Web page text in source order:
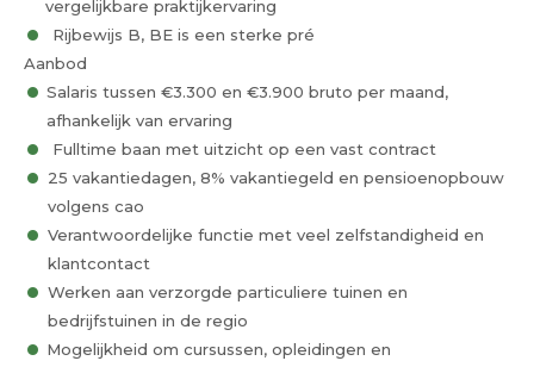
vergelijkbare praktijkervaring
Rijbewijs B, BE is een sterke pré
Aanbod
Salaris tussen €3.300 en €3.900 bruto per maand,
afhankelijk van ervaring
Fulltime baan met uitzicht op een vast contract
25 vakantiedagen, 8% vakantiegeld en pensioenopbouw
volgens cao
Verantwoordelijke functie met veel zelfstandigheid en
klantcontact
Werken aan verzorgde particuliere tuinen en
bedrijfstuinen in de regio
Mogelijkheid om cursussen, opleidingen en